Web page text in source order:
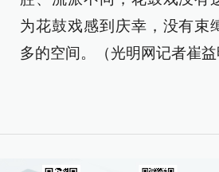
为花鼓戏感到庆幸，没有束
多的空间。（光明网记者崔益